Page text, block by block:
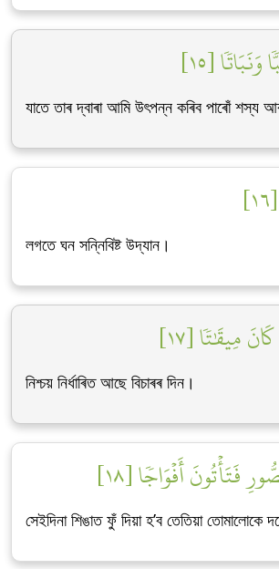
[١٥]
যাতে তাৰ দ্বাৰা আমি উৎপন্ন কৰিব পাৰোঁ শস্য
লগতে ঘন সন্নিবিষ্ট উদ্যান।
مِيقَٰتٗا [١٧]
নিশ্চয় নিৰ্ধাৰিত আছে বিচাৰৰ দিন।
فَتَأۡتُونَ أَفۡوَاجٗا [١٨]
সেইদিনা শিঙাত ফুঁ দিয়া হ’ব তেতিয়া তোমালোকে